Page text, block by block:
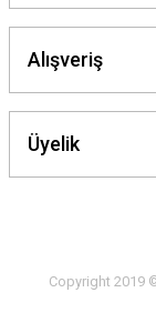
Alışveriş
Üyelik
Copyright 2019